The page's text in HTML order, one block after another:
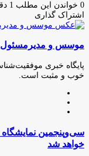
0 خواندن این مطلب 1 دقیقه زمان میبرد
اشتراک گذاری
فیس
توئیتر
لینکدین
واتس
تلگرام
اشتراک
از
ایمیل
چاپ
موسس و مدیرمسئول:
پایگاه خبری
خوب و مثبت است.
سی‌وپنجمین
نمایشگاه
کتاب
خواهد شد